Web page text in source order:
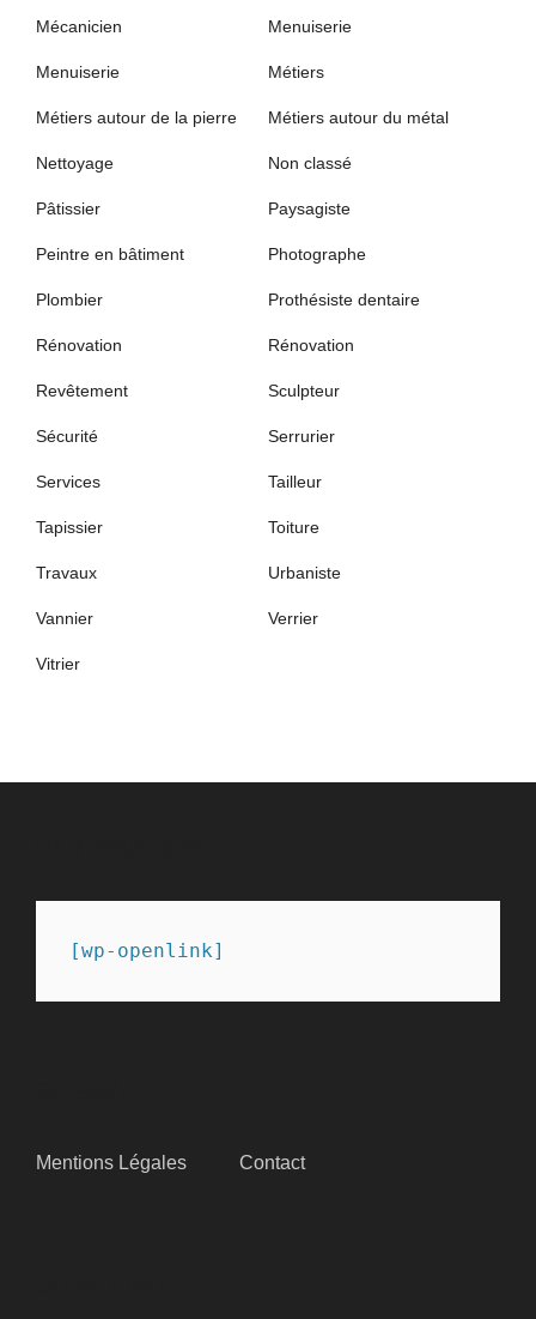
Mécanicien Menuiserie
Menuiserie Métiers
Métiers autour de la pierre Métiers autour du métal
Nettoyage Non classé
Pâtissier Paysagiste
Peintre en bâtiment Photographe
Plombier Prothésiste dentaire
Rénovation Rénovation
Revêtement Sculpteur
Sécurité Serrurier
Services Tailleur
Tapissier Toiture
Travaux Urbaniste
Vannier Verrier
Vitrier
[wp-openlink]
Mentions Légales Contact